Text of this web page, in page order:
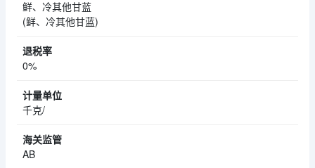
鲜、冷其他甘蓝
(鲜、冷其他甘蓝)
0%
千克/
AB